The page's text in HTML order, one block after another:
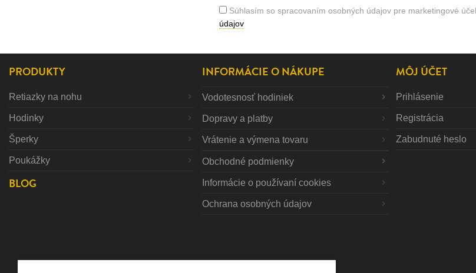
Súhlasím so spracovaním osobných údajov pre marketingové
údajov
PRODUKTY
Retiazky na nohu
Hodinky
Šperky
Poukážky
BLOG
INFORMÁCIE O NÁKUPE
Vodotesnosť hodiniek
Dopravy a platby
Vrátenie a výmena tovaru
Obchodné podmienky
Informácie o používaní cookies
Ochrana osobných údajov
MÔJ ÚČET
Prihlásenie
Registrácia
Zabudnuté heslo